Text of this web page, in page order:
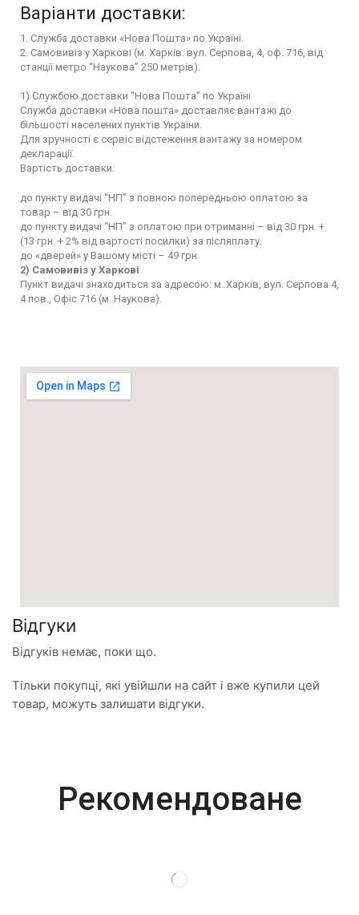
Варіанти доставки:
1. Служба доставки «Нова Пошта» по Україні.
2. Самовивіз у Харкові (м. Харків: вул. Серпова, 4, оф. 716, від
станції метро “Наукова” 250 метрів).
1) Службою доставки “Нова Пошта” по Україні
Служба доставки «Нова пошта» доставляє вантажі до
більшості населених пунктів України.
Для зручності є сервіс відстеження вантажу за номером
декларації.
Вартість доставки:
до пункту видачі “НП” з повною попередньою оплатою за
товар – від 30 грн.
до пункту видачі “НП” з оплатою при отриманні – від 30 грн. +
(13 грн. + 2% від вартості посилки) за післяплату.
до «дверей» у Вашому місті – 49 грн.
2) Самовивіз у Харкові
Пункт видачі знаходиться за адресою: м. Харків, вул. Серпова 4,
4 пов., Офіс 716 (м. Наукова).
Відгуки
Відгуків немає, поки що.
Тільки покупці, які увійшли на сайт і вже купили цей
товар, можуть залишати відгуки.
Powerbank
Рекомендоване